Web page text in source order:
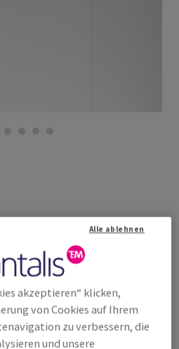
m2, ungerippt, ohne Wasserzeichen,
165µm, 450mm x 640mm, SRA2, SB,
Credit
Produkt weiterempfehlen
akzeptieren“ klicken,
von Cookies auf Ihrem
zu verbessern, die
und unsere
Alle ablehnen